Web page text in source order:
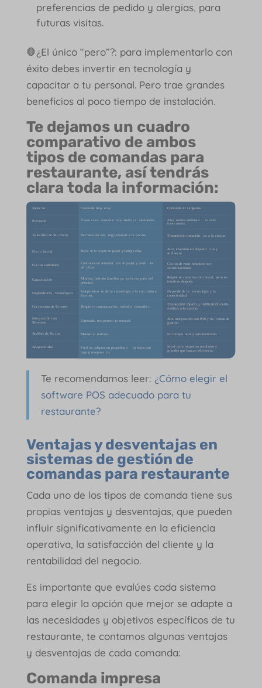
preferencias de pedido y alergias, para
futuras visitas.
🛑¿El único “pero”?: para implementarlo con
éxito debes invertir en tecnología y
capacitar a tu personal. Pero trae grandes
beneficios al poco tiempo de instalación.
Te dejamos un cuadro
comparativo de ambos
tipos de comandas para
restaurante, así tendrás
clara toda la información:
Te recomendamos leer: ¿Cómo elegir el
software POS adecuado para tu
restaurante?
Ventajas y desventajas en
sistemas de gestión de
comandas para restaurante
Cada uno de los tipos de comanda tiene sus
propias ventajas y desventajas, que pueden
influir significativamente en la eficiencia
operativa, la satisfacción del cliente y la
rentabilidad del negocio.
Es importante que evalúes cada sistema
para elegir la opción que mejor se adapte a
las necesidades y objetivos específicos de tu
restaurante, te contamos algunas ventajas
y desventajas de cada comanda:
Comanda impresa